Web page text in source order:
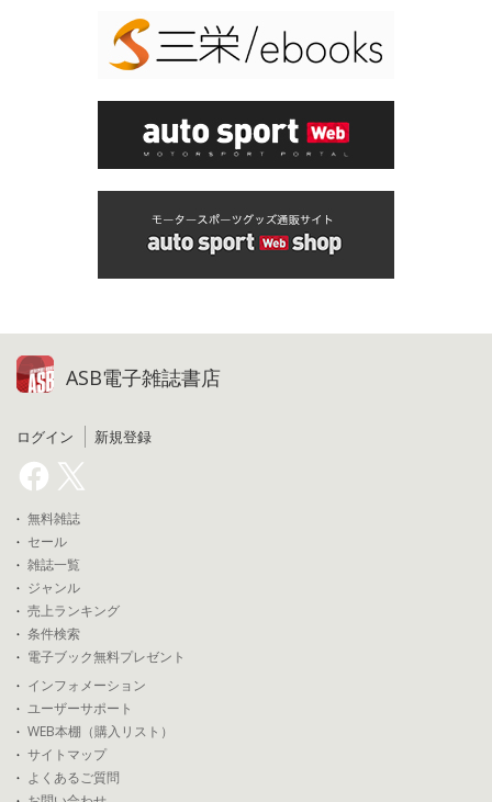
ASB電子雑誌書店
ログイン 新規登録
無料雑誌
セール
雑誌一覧
ジャンル
売上ランキング
条件検索
電子ブック無料プレゼント
インフォメーション
ユーザーサポート
WEB本棚（購入リスト）
サイトマップ
よくあるご質問